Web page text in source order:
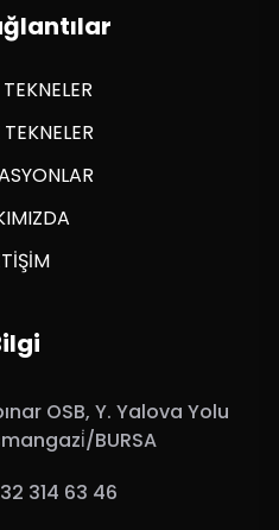
OSB, Y. Yalova Yolu
BURSA
314 63 46